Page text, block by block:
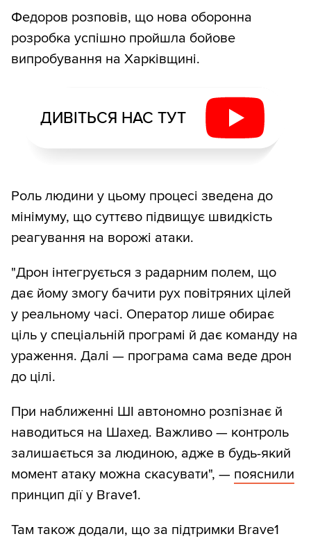
Федоров розповів, що нова оборонна
розробка успішно пройшла бойове
випробування на Харківщині.
ДИВІТЬСЯ НАС ТУТ
Роль людини у цьому процесі зведена до
мінімуму, що суттєво підвищує швидкість
реагування на ворожі атаки.
"Дрон інтегрується з радарним полем, що
дає йому змогу бачити рух повітряних цілей
у реальному часі. Оператор лише обирає
ціль у спеціальній програмі й дає команду на
ураження. Далі — програма сама веде дрон
до цілі.⠀
При наближенні ШІ автономно розпізнає й
наводиться на Шахед. Важливо — контроль
залишається за людиною, адже в будь-який
момент атаку можна скасувати", — пояснили
принцип дії у Brave1.
Там також додали, що за підтримки Brave1